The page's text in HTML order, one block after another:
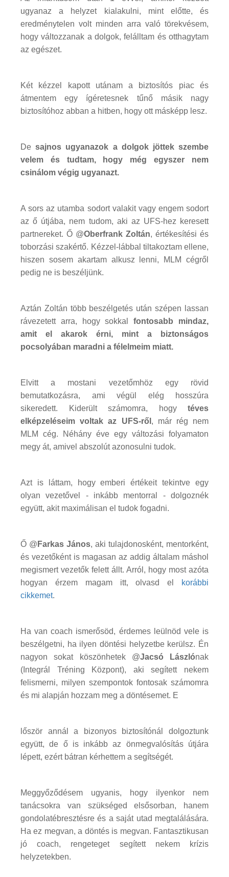
ugyanaz a helyzet kialakulni, mint előtte, és
eredménytelen volt minden arra való törekvésem,
hogy változzanak a dolgok, felálltam és otthagytam
az egészet.
Két kézzel kapott utánam a biztosítós piac és
átmentem egy ígéretesnek tűnő másik nagy
biztosítóhoz abban a hitben, hogy ott másképp lesz.
Desajnos ugyanazok a dolgok jöttek szembe
velem és tudtam, hogy még egyszer nem
csinálom végig ugyanazt.
A sors az utamba sodort valakit vagy engem sodort
az ő útjába, nem tudom, aki az UFS-hez keresett
partnereket. Ő @Oberfrank Zoltán, értékesítési és
toborzási szakértő. Kézzel-lábbal tiltakoztam ellene,
hiszen sosem akartam alkusz lenni, MLM cégről
pedig ne is beszéljünk.
Aztán Zoltán több beszélgetés után szépen lassan
rávezetett arra, hogy sokkalfontosabb mindaz,
amit el akarok érni, mint a biztonságos
pocsolyában maradni a félelmeim miatt.
Elvitt a mostani vezetőmhöz egy rövid
bemutatkozásra, ami végül elég hosszúra
sikeredett. Kiderült számomra, hogy téves
elképzeléseim voltak az UFS-ről , már rég nem
MLM cég. Néhány éve egy változási folyamaton
megy át, amivel abszolút azonosulni tudok.
Azt is láttam, hogy emberi értékeit tekintve egy
olyan vezetővel - inkább mentorral - dolgoznék
együtt, akit maximálisan el tudok fogadni.
Ő @ Farkas János, aki tulajdonosként, mentorként,
és vezetőként is magasan az addig általam máshol
megismert vezetők felett állt. Arról, hogy most azóta
hogyan érzem magam itt, olvasd el
korábbi
cikkemet.
Ha van coach ismerősöd, érdemes leülnöd vele is
beszélgetni, ha ilyen döntési helyzetbe kerülsz. Én
nagyon sokat köszönhetek @Jacsó Lászlónak
(Integrál Tréning Központ), aki segített nekem
felismerni, milyen szempontok fontosak számomra
és mi alapján hozzam meg a döntésemet. E
lőször annál a bizonyos biztosítónál dolgoztunk
együtt, de ő is inkább az önmegvalósítás útjára
lépett, ezért bátran kérhettem a segítségét.
Meggyőződésem ugyanis, hogy ilyenkor nem
tanácsokra van szükséged elsősorban, hanem
gondolatébresztésre és a saját utad megtalálására.
Ha ez megvan, a döntés is megvan. Fantasztikusan
jó coach, rengeteget segített nekem krízis
helyzetekben.